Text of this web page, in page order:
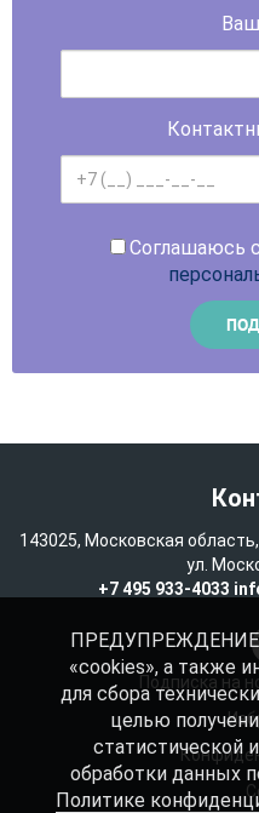
Соглашаюсь с
143025, Московская
ул.
+7 495 933-4033
Подписка на
ПРЕДУПРЕЖДЕНИЕ:
«cookies», а также
для сбора
целью
статистической
обработки данных
Политике